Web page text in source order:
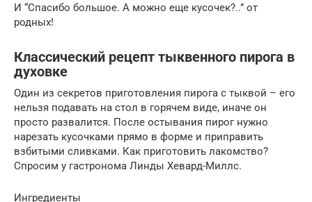
И “Спасибо большое. А можно еще кусочек?..” от
родных!
Классический рецепт тыквенного пирога в
духовке
Один из секретов приготовления пирога с тыквой – его
нельзя подавать на стол в горячем виде, иначе он
просто развалится. После остывания пирог нужно
нарезать кусочками прямо в форме и приправить
взбитыми сливками. Как приготовить лакомство?
Спросим у гастронома Линды Хевард-Миллс.
Ингредиенты